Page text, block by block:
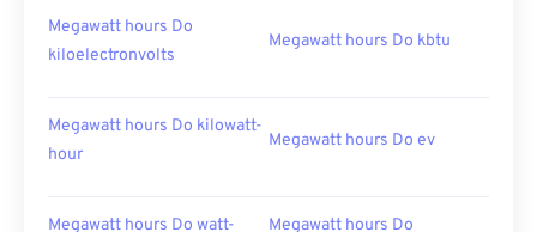
Megawatt hours Do
kiloelectronvolts
Megawatt hours Do kbtu
Megawatt hours Do kilowatt-
hour
Megawatt hours Do ev
Megawatt hours Do watt-
Megawatt hours Do